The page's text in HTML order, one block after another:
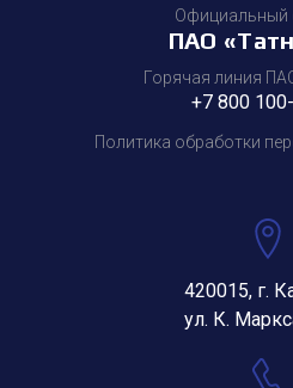
Официальный
ПАО
Горячая линия
+7 800
Политика обработки
420015, г.
ул. К.